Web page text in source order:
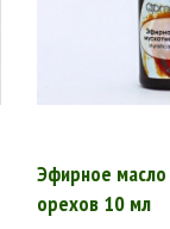
Эфирное
орехов 10 мл